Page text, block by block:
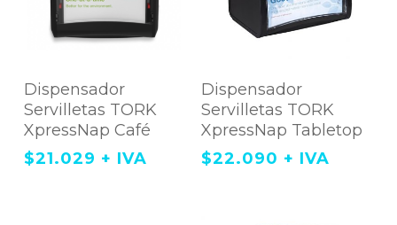
Agregar Al
Carrito
producto
tiene
múltiples
variantes.
Las
opciones
se
Dispensador
Servilletas TORK
XpressNap Café
$21.029 + IVA
Agregar Al Carrito
Dispensador
Servilletas TORK
XpressNap Tabletop
$22.090 + IVA